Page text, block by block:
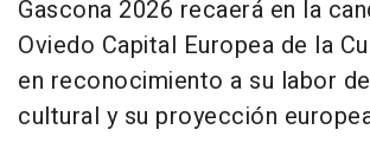
Gascona 2026 recaerá en la
Oviedo Capital Europea de la
en reconocimiento a su labor
cultural y su proyección